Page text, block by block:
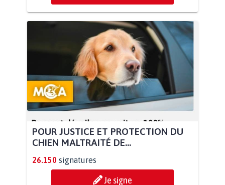
POUR JUSTICE ET PROTECTION DU
CHIEN MALTRAITÉ DE...
26.150 signatures
Je signe